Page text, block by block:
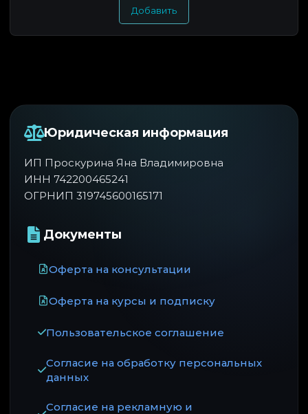
Добавить
Юридическая информация
ИП Проскурина Яна Владимировна
ИНН 742200465241
ОГРНИП 319745600165171
Документы
Оферта на консультации
Оферта на курсы и подписку
Пользовательское соглашение
Согласие на обработку персональных
данных
Согласие на рекламную и